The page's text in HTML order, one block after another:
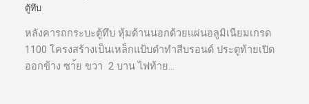
ตู้ทึบ
หลังคารถกระบะตู้ทึบ หุ้มด้านนอกด้วยแผ่นอลูมิเนียมเกรด
1100 โครงสร้างเป็นเหล็กแป้บดำทำสีบรอนด์ ประตูท้ายเปิด
ออกข้าง ซา้ย ขวา 2 บาน ไฟท้าย…